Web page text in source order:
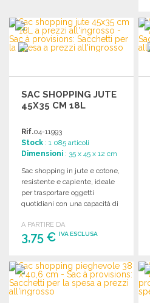
Richiedi un preventivo
SAC SHOPPING JUTE
45X35 CM 18L
Rif.04-11993
Stock : 1 085 articoli
Dimensioni : 35 x 45 x 12 cm
Sac shopping in jute e cotone,
resistente e capiente, ideale
per trasportare oggetti
quotidiani con una capacità di
A PARTIRE DA
3,75 € IVA ESCLUSA
ORDINARE
Richiedi un preventivo